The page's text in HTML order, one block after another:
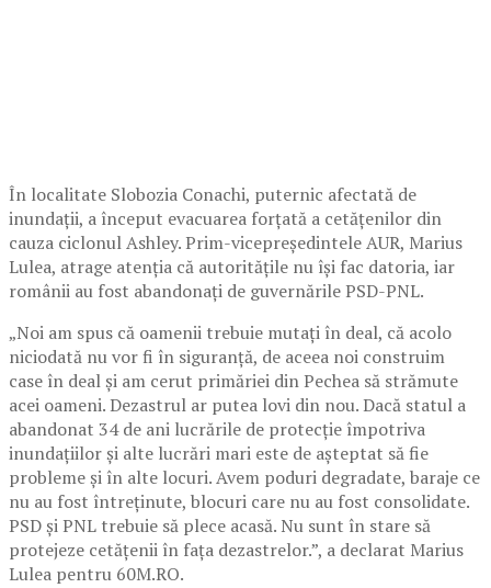
În localitate Slobozia Conachi, puternic afectată de
inundații, a început evacuarea forțată a cetățenilor din
cauza ciclonul Ashley. Prim-vicepreședintele AUR, Marius
Lulea, atrage atenția că autoritățile nu își fac datoria, iar
românii au fost abandonați de guvernările PSD-PNL.
„Noi am spus că oamenii trebuie mutați în deal, că acolo
niciodată nu vor fi în siguranță, de aceea noi construim
case în deal și am cerut primăriei din Pechea să strămute
acei oameni. Dezastrul ar putea lovi din nou. Dacă statul a
abandonat 34 de ani lucrările de protecție împotriva
inundațiilor și alte lucrări mari este de așteptat să fie
probleme și în alte locuri. Avem poduri degradate, baraje ce
nu au fost întreținute, blocuri care nu au fost consolidate.
PSD și PNL trebuie să plece acasă. Nu sunt în stare să
protejeze cetățenii în fața dezastrelor.”, a declarat Marius
Lulea pentru 60M.RO.